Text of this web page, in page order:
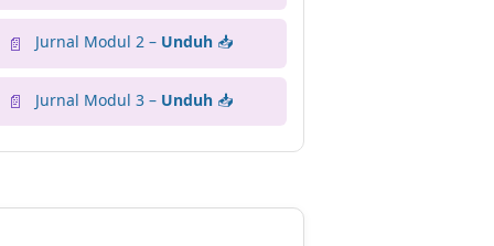
📄 Jurnal Modul 2 – Unduh 📥
📄 Jurnal Modul 3 – Unduh 📥